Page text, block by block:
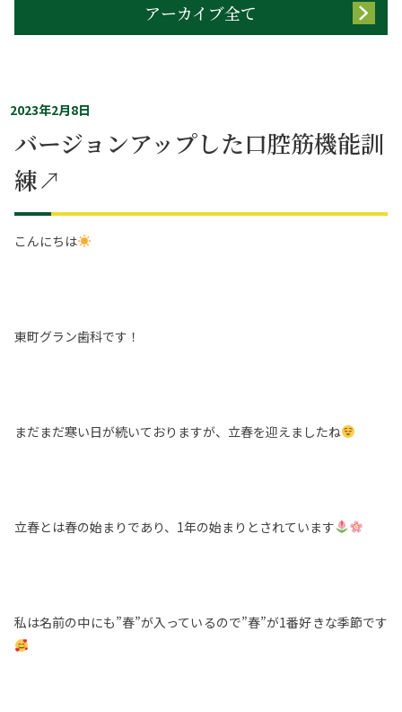
アーカイブ全て
2023年2月8日
バージョンアップした口腔筋機能訓
練↗︎
こんにちは
東町グラン歯科です！
まだまだ寒い日が続いておりますが、立春を迎えましたね
立春とは春の始まりであり、1年の始まりとされています
私は名前の中にも”春”が入っているので”春”が1番好きな季節です